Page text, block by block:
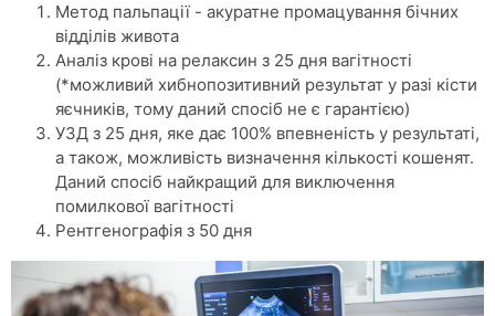
Метод пальпації - акуратне промацування бічних
відділів живота
Аналіз крові на релаксин з 25 дня вагітності
(*можливий хибнопозитивний результат у разі кісти
яєчників, тому даний спосіб не є гарантією)
УЗД з 25 дня, яке дає 100% впевненість у результаті,
а також, можливість визначення кількості кошенят.
Даний спосіб найкращий для виключення
помилкової вагітності
Рентгенографія з 50 дня